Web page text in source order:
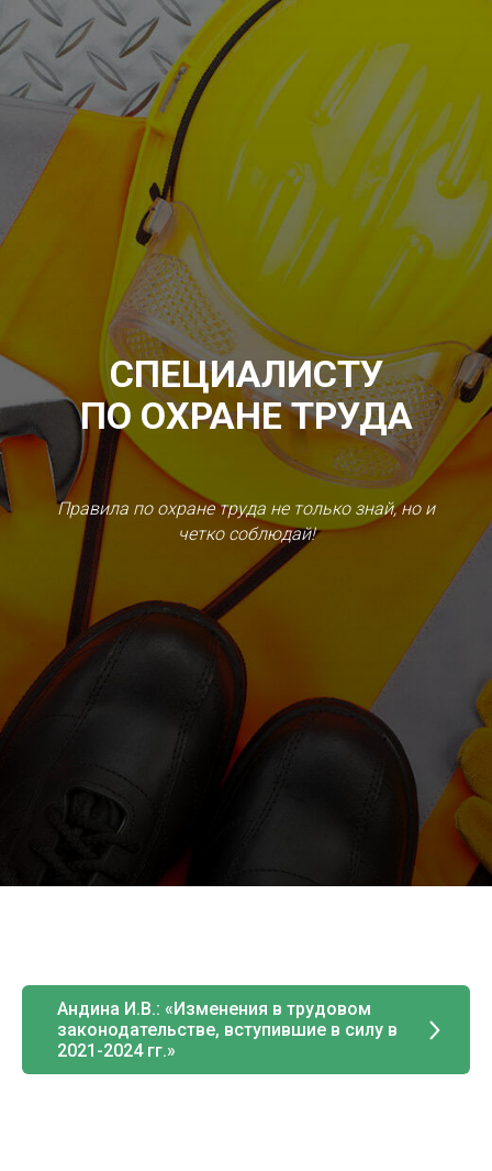
СПЕЦИАЛИСТУ
ПО ОХРАНЕ ТРУДА
Правила по охране труда не только знай, но и
четко соблюдай!
Андина И.В.: «Изменения в трудовом
законодательстве, вступившие в силу в
2021-2024 гг.»